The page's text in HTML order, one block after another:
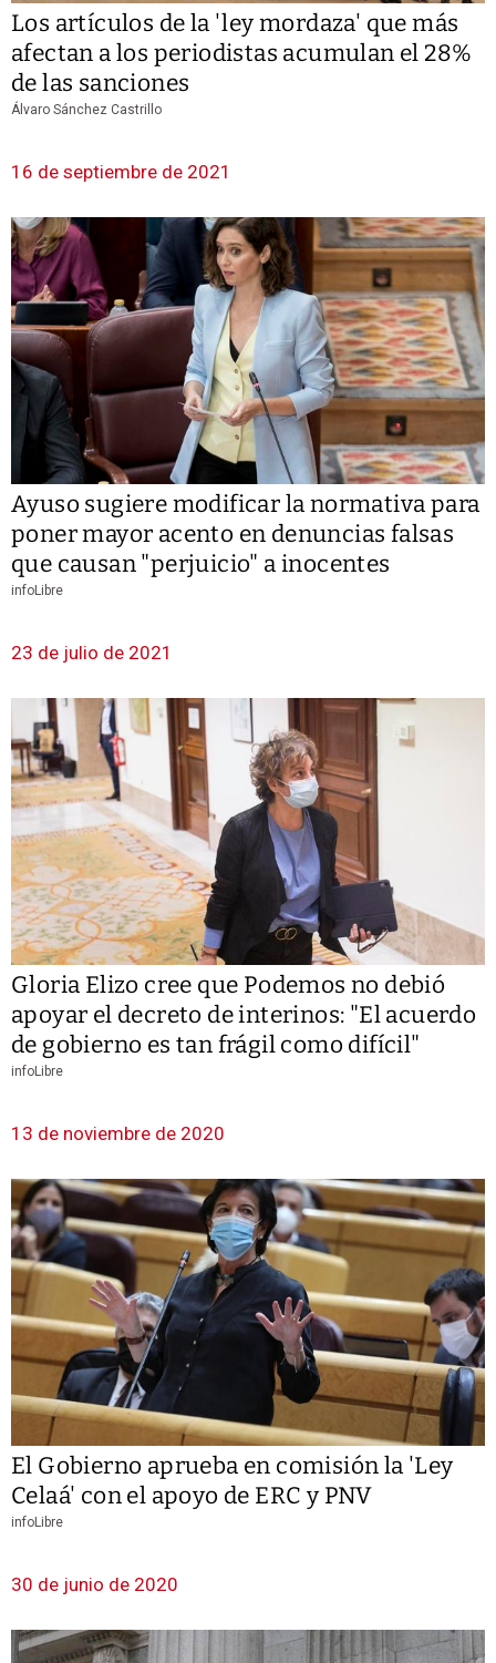
Los artículos de la 'ley mordaza' que más
afectan a los periodistas acumulan el 28%
de las sanciones
Álvaro Sánchez Castrillo
16 de septiembre de 2021
Ayuso sugiere modificar la normativa para
poner mayor acento en denuncias falsas
que causan "perjuicio" a inocentes
infoLibre
23 de julio de 2021
Gloria Elizo cree que Podemos no debió
apoyar el decreto de interinos: "El acuerdo
de gobierno es tan frágil como difícil"
infoLibre
13 de noviembre de 2020
El Gobierno aprueba en comisión la 'Ley
Celaá' con el apoyo de ERC y PNV
infoLibre
30 de junio de 2020